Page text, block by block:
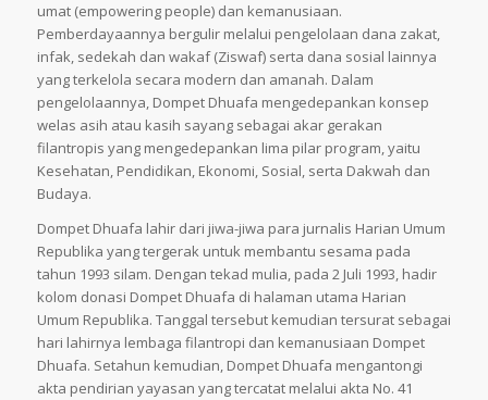
umat (empowering people) dan kemanusiaan.
Pemberdayaannya bergulir melalui pengelolaan dana zakat,
infak, sedekah dan wakaf (Ziswaf) serta dana sosial lainnya
yang terkelola secara modern dan amanah. Dalam
pengelolaannya, Dompet Dhuafa mengedepankan konsep
welas asih atau kasih sayang sebagai akar gerakan
filantropis yang mengedepankan lima pilar program, yaitu
Kesehatan, Pendidikan, Ekonomi, Sosial, serta Dakwah dan
Budaya.
Dompet Dhuafa lahir dari jiwa-jiwa para jurnalis Harian Umum
Republika yang tergerak untuk membantu sesama pada
tahun 1993 silam. Dengan tekad mulia, pada 2 Juli 1993, hadir
kolom donasi Dompet Dhuafa di halaman utama Harian
Umum Republika. Tanggal tersebut kemudian tersurat sebagai
hari lahirnya lembaga filantropi dan kemanusiaan Dompet
Dhuafa. Setahun kemudian, Dompet Dhuafa mengantongi
akta pendirian yayasan yang tercatat melalui akta No. 41